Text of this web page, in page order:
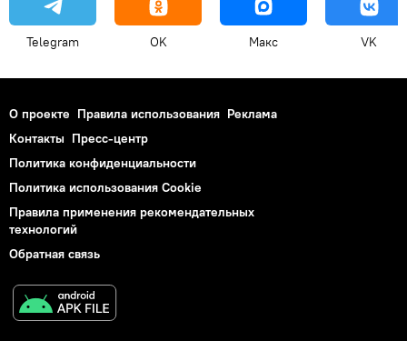
Telegram OK Макс VK
О проекте Правила использования Реклама
Контакты Пресс-центр
Политика конфиденциальности
Политика использования Cookie
Правила применения рекомендательных
технологий
Обратная связь